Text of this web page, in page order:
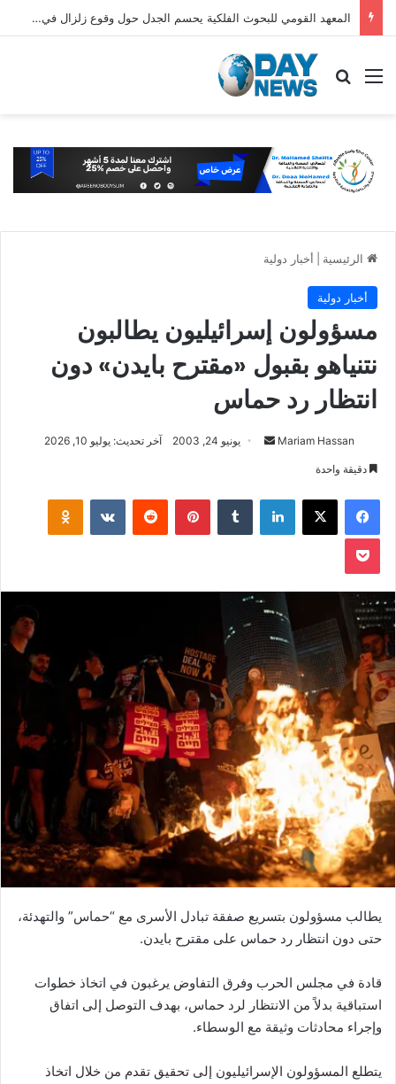
المعهد القومي للبحوث الفلكية يحسم الجدل حول وقوع زلزال في مصر اليوم
القائمة بحث عن
الرئيسية أخبار دولية
أخبار دولية
مسؤولون إسرائيليون يطالبون
نتنياهو بقبول «مقترح بايدن» دون
انتظار رد حماس
Mariam Hassan
أرسل يونيو 24, 2003 آخر تحديث: يوليو 10, 2026
دقيقة واحدة
فيسبوك ‫X لينكدإن بينتيريست
‫Pocket
يطالب مسؤولون بتسريع صفقة تبادل الأسرى مع “حماس” والتهدئة،
حتى دون انتظار رد حماس على مقترح بايدن.
قادة في مجلس الحرب وفرق التفاوض يرغبون في اتخاذ خطوات
استباقية بدلاً من الانتظار لرد حماس، بهدف التوصل إلى اتفاق
وإجراء محادثات وثيقة مع الوسطاء.
يتطلع المسؤولون الإسرائيليون إلى تحقيق تقدم من خلال اتخاذ